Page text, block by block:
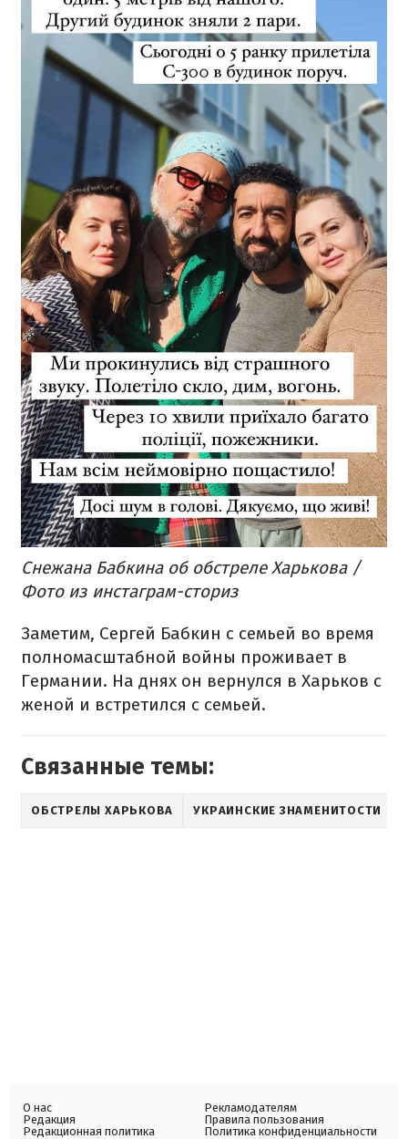
Снежана Бабкина об обстреле Харькова /
Фото из инстаграм-сториз
Заметим, Сергей Бабкин с семьей во время
полномасштабной войны проживает в
Германии. На днях он вернулся в Харьков с
женой и встретился с семьей.
Связанные темы:
ОБСТРЕЛЫ ХАРЬКОВА УКРАИНСКИЕ ЗНАМЕНИТОСТИ
О нас
Редакция
Редакционная политика
Рекламодателям
Правила пользования
Политика конфиденциальности